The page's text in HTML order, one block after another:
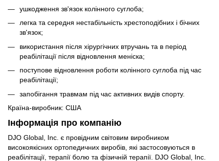
ушкодження зв'язок колінного суглоба;
легка та середня нестабільність хрестоподібних і бічних
зв'язок;
використання після хірургічних втручань та в період
реабілітації після відновлення меніска;
поступове відновлення роботи колінного суглоба під час
реабілітації;
запобігання травмам під час активних видів спорту.
Країна-виробник: США
Інформація про компанію
DJO Global, Inc. є провідним світовим виробником
високоякісних ортопедичних виробів, які застосовуються в
реабілітації, терапії болю та фізичній терапії. DJO Global, Inc.